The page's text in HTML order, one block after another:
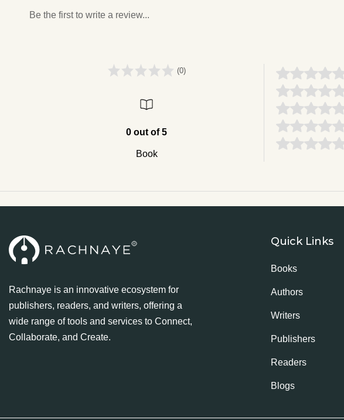
Be the first to write a review...
(0)
0 out of 5
Book
Rachnaye is an innovative ecosystem for
publishers, readers, and writers, offering a
wide range of tools and services to Connect,
Collaborate, and Create.
Quick Links
Books
Authors
Writers
Publishers
Readers
Blogs